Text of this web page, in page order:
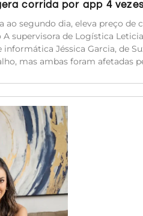
corrida por app 4
ao segundo dia, eleva preço
supervisora de Logística
informática Jéssica Garcia, de
mas ambas foram afetadas